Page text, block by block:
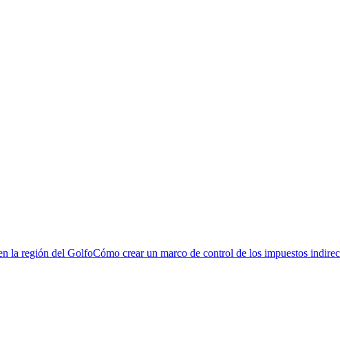
la región del GolfoCómo crear un marco de control de los impuestos